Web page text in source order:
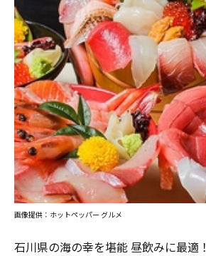
石川県の海の幸を堪能 昼飲みに最適！
画像提供：ホットペッパー グルメ